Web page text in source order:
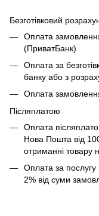
Безготівковий
Оплата
(ПриватБанк)
Оплата за
банку або з
Оплата
Післяплатою
Оплата
Нова Пошта від
отриманні товару
Оплата за
2% від суми